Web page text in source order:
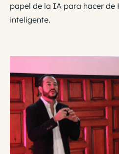
papel de la IA para hacer de
inteligente.